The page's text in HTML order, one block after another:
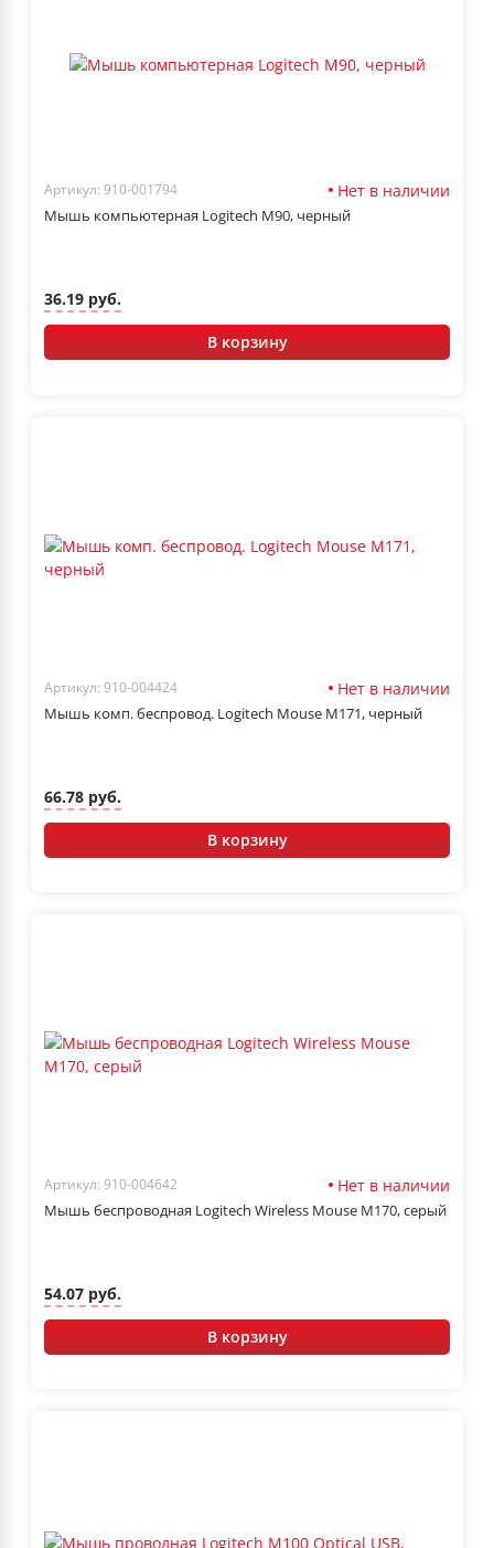
Артикул: 910-001794 Нет в наличии
Мышь компьютерная Logitech M90, черный
36.19 руб.
В корзину
Артикул: 910-004424 Нет в наличии
Мышь комп. беспровод. Logitech Mouse M171, черный
66.78 руб.
В корзину
Артикул: 910-004642 Нет в наличии
Мышь беспроводная Logitech Wireless Mouse M170, серый
54.07 руб.
В корзину